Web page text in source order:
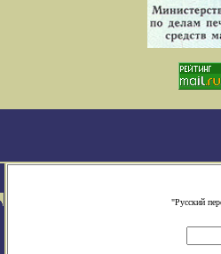
"Русский